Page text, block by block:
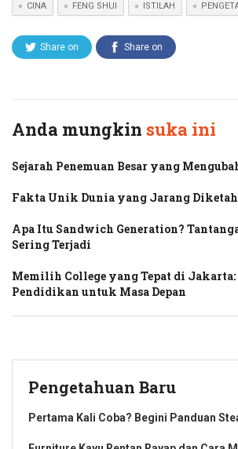
CINA FENG SHUI ISTILAH
Share on Share on
Anda mungkin suka ini
Sejarah Penemuan Besar yang
Fakta Unik Dunia yang Jarang
Apa Itu Sandwich Generation?
Sering Terjadi
Memilih College yang Tepat di
Pendidikan untuk Masa Depan
Pengetahuan Baru
Pertama Kali Coba? Begini Panduan